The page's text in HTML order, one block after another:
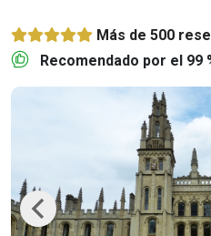
Más de 500
Recomendado por el 99
Previous